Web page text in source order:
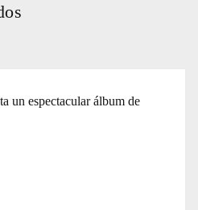
un espectacular álbum de